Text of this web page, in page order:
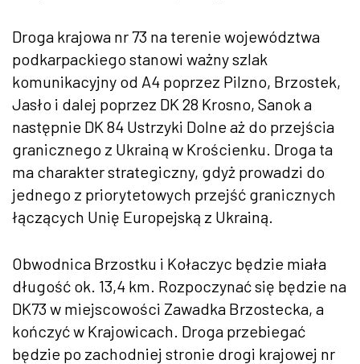
Droga krajowa nr 73 na terenie województwa
podkarpackiego stanowi ważny szlak
komunikacyjny od A4 poprzez Pilzno, Brzostek,
Jasło i dalej poprzez DK 28 Krosno, Sanok a
następnie DK 84 Ustrzyki Dolne aż do przejścia
granicznego z Ukrainą w Krościenku. Droga ta
ma charakter strategiczny, gdyż prowadzi do
jednego z priorytetowych przejść granicznych
łączących Unię Europejską z Ukrainą.
Obwodnica Brzostku i Kołaczyc będzie miała
długość ok. 13,4 km. Rozpoczynać się będzie na
DK73 w miejscowości Zawadka Brzostecka, a
kończyć w Krajowicach. Droga przebiegać
będzie po zachodniej stronie drogi krajowej nr